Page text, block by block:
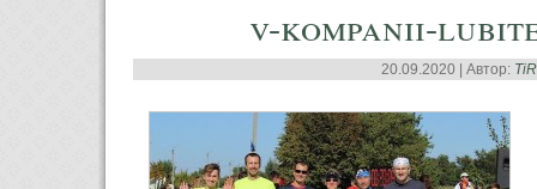
v-kompanii-
20.09.2020 | Автор: